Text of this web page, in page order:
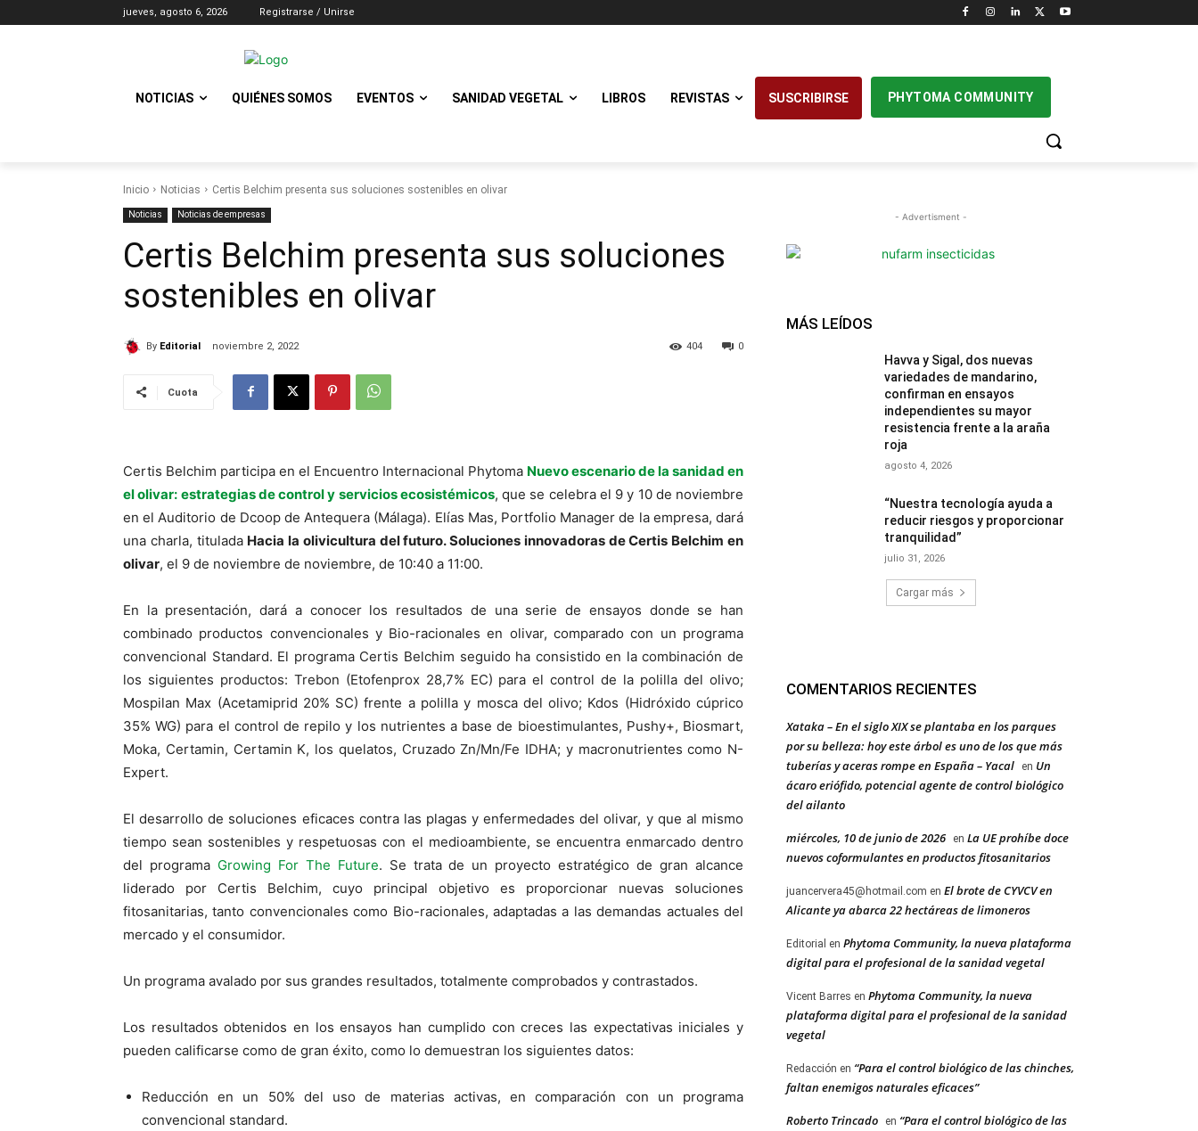
jueves, agosto 6, 2026 Registrarse / Unirse
NOTICIAS QUIÉNES SOMOS EVENTOS SANIDAD VEGETAL LIBROS REVISTAS SUSCRIBIRSE PHYTOMA COMMUNITY
Inicio Noticias Certis Belchim presenta sus soluciones sostenibles en olivar
Noticias Noticias de empresas
Certis Belchim presenta sus soluciones
sostenibles en olivar
By Editorial noviembre 2, 2022 0
404
Cuota
Certis Belchim participa en el Encuentro Internacional Phytoma Nuevo escenario de la sanidad en
el olivar: estrategias de control y servicios ecosistémicos, que se celebra el 9 y 10 de noviembre
en el Auditorio de Dcoop de Antequera (Málaga). Elías Mas, Portfolio Manager de la empresa, dará
una charla, titulada Hacia la olivicultura del futuro. Soluciones innovadoras de Certis Belchim en
olivar, el 9 de noviembre de noviembre, de 10:40 a 11:00.
En la presentación, dará a conocer los resultados de una serie de ensayos donde se han
combinado productos convencionales y Bio-racionales en olivar, comparado con un programa
convencional Standard. El programa Certis Belchim seguido ha consistido en la combinación de
los siguientes productos: Trebon (Etofenprox 28,7% EC) para el control de la polilla del olivo;
Mospilan Max (Acetamiprid 20% SC) frente a polilla y mosca del olivo; Kdos (Hi­dróxido cúprico
35% WG) para el control de repilo y los nutrientes a base de bioestimulantes, Pushy+, Biosmart,
Moka, Certamin, Certamin K, los quelatos, Cruzado Zn/Mn/Fe IDHA; y macronutrientes como N-
Expert.
El desarrollo de soluciones eficaces contra las plagas y enfermedades del olivar, y que al mismo
tiempo sean sostenibles y respetuosas con el medioambiente, se encuentra enmarcado dentro
del programa Growing For The Future. Se trata de un proyecto estratégico de gran alcance
liderado por Certis Belchim, cuyo principal objetivo es proporcionar nuevas soluciones
fitosanitarias, tanto convencionales como Bio-racionales, adaptadas a las demandas actuales del
mercado y el consumidor.
Un programa avalado por sus grandes resultados, totalmente comprobados y contrastados.
Los resultados obtenidos en los ensayos han cumplido con creces las expectativas iniciales y
pueden calificarse como de gran éxito, como lo demuestran los siguientes datos:
Reducción en un 50% del uso de materias activas, en comparación con un programa
convencional standard.
- Advertisment -
MÁS LEÍDOS
Havva y Sigal, dos nuevas
variedades de mandarino,
confirman en ensayos
independientes su mayor
resistencia frente a la araña
roja
agosto 4, 2026
“Nuestra tecnología ayuda a
reducir riesgos y proporcionar
tranquilidad”
julio 31, 2026
Cargar más
COMENTARIOS RECIENTES
Xataka – En el siglo XIX se plantaba en los parques
por su belleza: hoy este árbol es uno de los que más
tuberías y aceras rompe en España – Yacal
en Un
ácaro eriófido, potencial agente de control biológico
del ailanto
miércoles, 10 de junio de 2026 en La UE prohíbe doce
nuevos coformulantes en productos fitosanitarios
juancervera45@hotmail.com en El brote de CYVCV en
Alicante ya abarca 22 hectáreas de limoneros
Editorial en Phytoma Community, la nueva plataforma
digital para el profesional de la sanidad vegetal
Vicent Barres en Phytoma Community, la nueva
plataforma digital para el profesional de la sanidad
vegetal
Redacción en “Para el control biológico de las chinches,
faltan enemigos naturales eficaces”
Roberto Trincado en “Para el control biológico de las